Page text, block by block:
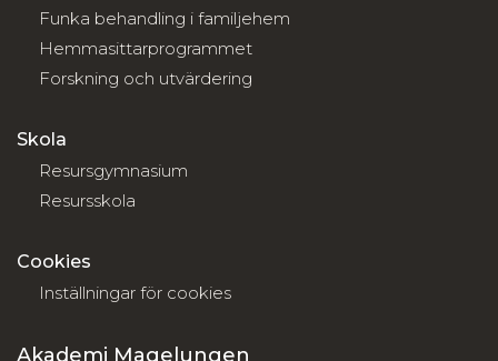
Funka behandling i familjehem
Hemmasittarprogrammet
Forskning och utvärdering
Skola
Resursgymnasium
Resursskola
Cookies
Inställningar för cookies
Akademi Magelungen